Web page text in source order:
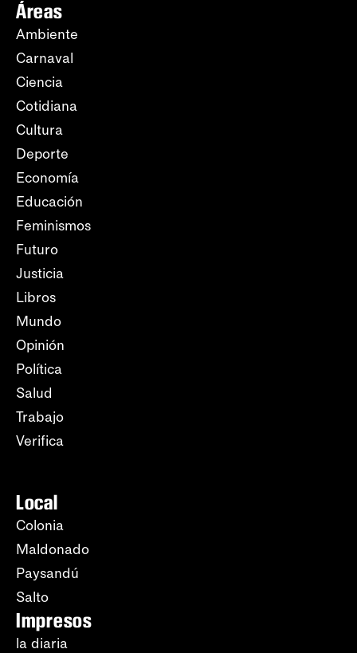
Áreas
Ambiente
Carnaval
Ciencia
Cotidiana
Cultura
Deporte
Economía
Educación
Feminismos
Futuro
Justicia
Libros
Mundo
Opinión
Política
Salud
Trabajo
Verifica
Local
Colonia
Maldonado
Paysandú
Salto
Impresos
la diaria